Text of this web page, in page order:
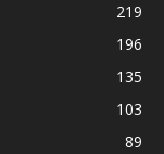
219
196
135
103
89